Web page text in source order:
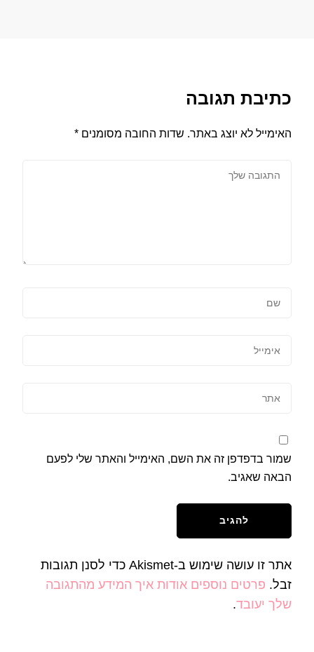
כתיבת תגובה
האימייל לא יוצג באתר. שדות החובה מסומנים *
שמור בדפדפן זה את השם, האימייל והאתר שלי לפעם
הבאה שאגיב.
אתר זו עושה שימוש ב-Akismet כדי לסנן תגובות
זבל. פרטים נוספים אודות איך המידע מהתגובה
שלך יעובד.